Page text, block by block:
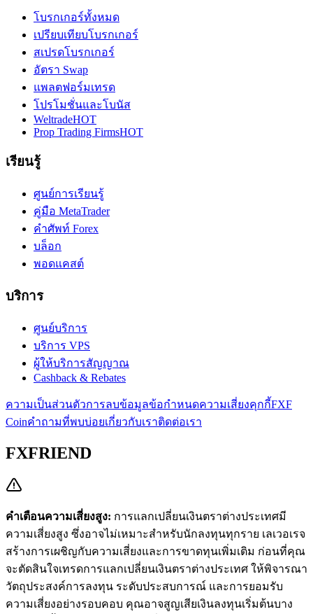
โบรกเกอร์ทั้งหมด
เปรียบเทียบโบรกเกอร์
สเปรดโบรกเกอร์
อัตรา Swap
แพลตฟอร์มเทรด
โปรโมชั่นและโบนัส
WeltradeHOT
Prop Trading FirmsHOT
เรียนรู้
ศูนย์การเรียนรู้
คู่มือ MetaTrader
คำศัพท์ Forex
บล็อก
พอดแคสต์
บริการ
ศูนย์บริการ
บริการ VPS
ผู้ให้บริการสัญญาณ
Cashback & Rebates
ความเป็นส่วนตัวการลบข้อมูลข้อกำหนดความเสี่ยงคุกกี้FXF
Coinคำถามที่พบบ่อยเกี่ยวกับเราติดต่อเรา
FXFRIEND
คำเตือนความเสี่ยงสูง: การแลกเปลี่ยนเงินตราต่างประเทศมี
ความเสี่ยงสูง ซึ่งอาจไม่เหมาะสำหรับนักลงทุนทุกราย เลเวอเรจ
สร้างการเผชิญกับความเสี่ยงและการขาดทุนเพิ่มเติม ก่อนที่คุณ
จะตัดสินใจเทรดการแลกเปลี่ยนเงินตราต่างประเทศ ให้พิจารณา
วัตถุประสงค์การลงทุน ระดับประสบการณ์ และการยอมรับ
ความเสี่ยงอย่างรอบคอบ คุณอาจสูญเสียเงินลงทุนเริ่มต้นบาง